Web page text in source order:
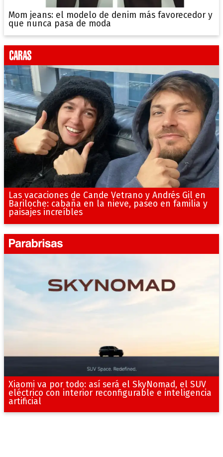
Mom jeans: el modelo de denim más favorecedor y
que nunca pasa de moda
Las vacaciones de Cande Vetrano y Andrés Gil en
Bariloche: cabaña en la nieve, paseo en familia y
paisajes increíbles
Xiaomi va por todo: así será el SkyNomad, el SUV
eléctrico con interior reconfigurable e inteligencia
artificial